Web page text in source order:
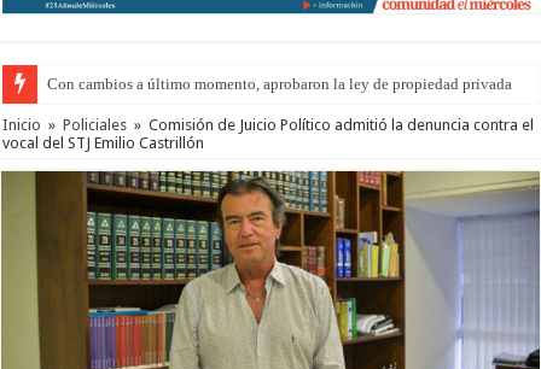
Con cambios a último momento, aprobaron la ley de propiedad privada
Adopción en Entre Ríos: el 35% de los 90 niños, niñas y adolescentes que
Inicio » Policiales » Comisión de Juicio Político admitió la denuncia contra el
vocal del STJ Emilio Castrillón